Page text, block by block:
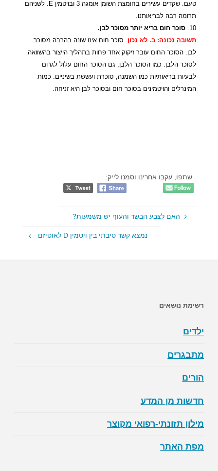
טעם. שקדים עשירים בחומצת השומן אומגה 3 ובויטמין E. לשניהם
תרומה רבה לבריאותנו.
10. סוכר חום בריא יותר מסוכר לבן.
תשובה נכונה: ב. לא נכון . סוכר חום אינו שונה בהרבה מסוכר
לבן. הסוכר החום עובר זיקוק אחד פחות בתהליך הייצור בהשוואה
לסוכר הלבן. כמו הסוכר הלבן, גם הסוכר החום עלול לגרום
לבעיות בריאותיות כמו השמנה, סוכרת ועששת בשיניים. כמות
המינרלים והויטמינים בסוכר חום ובסוכר לבן היא זניחה.
שתפו, עקבו אחרינו וסמנו לייק:
האם לצבע הבשר והעוף יש משמעות?
נמצא קשר סיבתי בין ויטמין D לאוטיזם
רשימת נושאים
ילדים
מתבגרים
הורים
חדשות מן המדע
מילון תזונתי-רפואי מקוצר
מפת האתר